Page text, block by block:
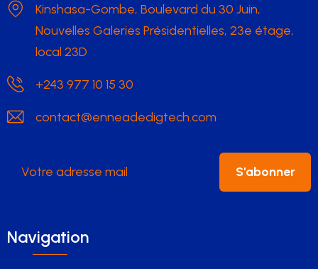
Kinshasa-Gombe, Boulevard du 30 Juin,
Nouvelles Galeries Présidentielles, 23e étage,
local 23D
+243 977 10 15 30
contact@enneadedigtech.com
S'abonner
Navigation